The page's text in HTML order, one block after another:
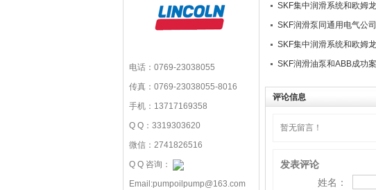
电话：0769-23038055
传真：0769-23038055-8016
手机：13717169358
Q Q：3319303620
微信：2741826516
Q Q 咨询：
Email:pumpoilpump@163.com
SKF集中润滑系统和欧姆
SKF润滑泵同通用电气公
SKF集中润滑系统和欧姆
SKF润滑油泵和ABB成功
评论信息
暂无留言！
发表评论
姓名：